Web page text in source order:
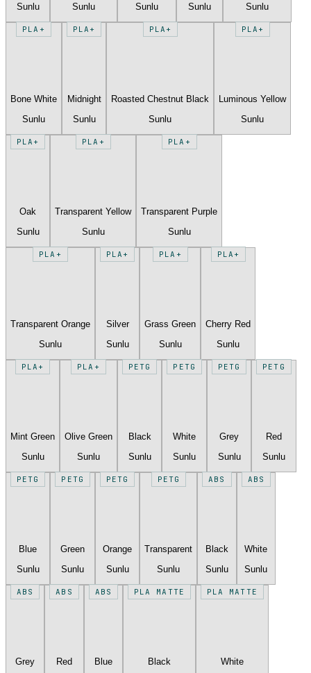
Sunlu
Sunlu
Sunlu
Sunlu
Sunlu
PLA+
Bone White
Sunlu
PLA+
Midnight
Sunlu
PLA+
Roasted Chestnut Black
Sunlu
PLA+
Luminous Yellow
Sunlu
PLA+
Oak
Sunlu
PLA+
Transparent Yellow
Sunlu
PLA+
Transparent Purple
Sunlu
PLA+
Transparent Orange
Sunlu
PLA+
Silver
Sunlu
PLA+
Grass Green
Sunlu
PLA+
Cherry Red
Sunlu
PLA+
Mint Green
Sunlu
PLA+
Olive Green
Sunlu
PETG
Black
Sunlu
PETG
White
Sunlu
PETG
Grey
Sunlu
PETG
Red
Sunlu
PETG
Blue
Sunlu
PETG
Green
Sunlu
PETG
Orange
Sunlu
PETG
Transparent
Sunlu
ABS
Black
Sunlu
ABS
White
Sunlu
ABS
Grey
ABS
Red
ABS
Blue
PLA MATTE
Black
PLA MATTE
White